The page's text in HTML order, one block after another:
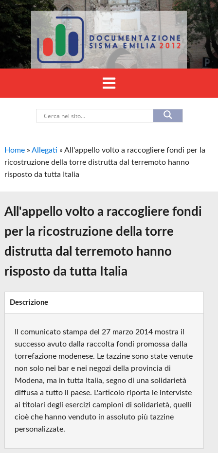
Home »Allegati »All'appello volto a raccogliere fondi per la
ricostruzione della torre distrutta dal terremoto hanno
risposto da tutta Italia
All'appello volto a raccogliere fondi
per la ricostruzione della torre
distrutta dal terremoto hanno
risposto da tutta Italia
Descrizione
Il comunicato stampa del 27 marzo 2014 mostra il
successo avuto dalla raccolta fondi promossa dalla
torrefazione modenese. Le tazzine sono state venute
non solo nei bar e nei negozi della provincia di
Modena, ma in tutta Italia, segno di una solidarietà
diffusa a tutto il paese. L'articolo riporta le interviste
ai titolari degli esercizi campioni di solidarietà, quelli
cioè che hanno venduto in assoluto più tazzine
personalizzate.